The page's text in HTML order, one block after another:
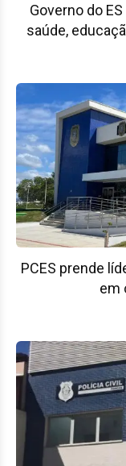
Governo do
saúde,
PCES prende
em